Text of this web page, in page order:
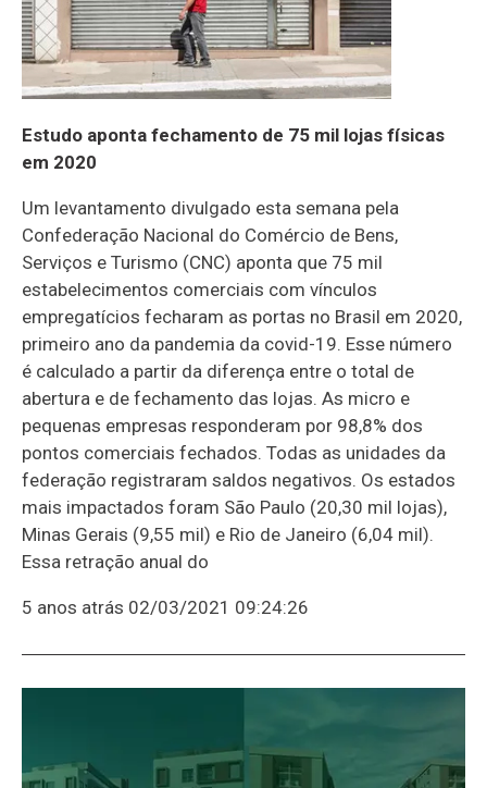
Estudo aponta fechamento de 75 mil lojas físicas
em 2020
Um levantamento divulgado esta semana pela
Confederação Nacional do Comércio de Bens,
Serviços e Turismo (CNC) aponta que 75 mil
estabelecimentos comerciais com vínculos
empregatícios fecharam as portas no Brasil em 2020,
primeiro ano da pandemia da covid-19. Esse número
é calculado a partir da diferença entre o total de
abertura e de fechamento das lojas. As micro e
pequenas empresas responderam por 98,8% dos
pontos comerciais fechados. Todas as unidades da
federação registraram saldos negativos. Os estados
mais impactados foram São Paulo (20,30 mil lojas),
Minas Gerais (9,55 mil) e Rio de Janeiro (6,04 mil).
Essa retração anual do
5 anos atrás 02/03/2021 09:24:26